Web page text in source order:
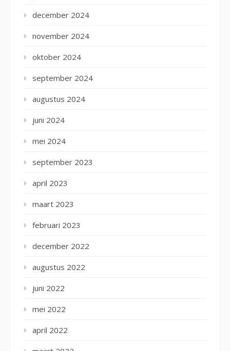
december 2024
november 2024
oktober 2024
september 2024
augustus 2024
juni 2024
mei 2024
september 2023
april 2023
maart 2023
februari 2023
december 2022
augustus 2022
juni 2022
mei 2022
april 2022